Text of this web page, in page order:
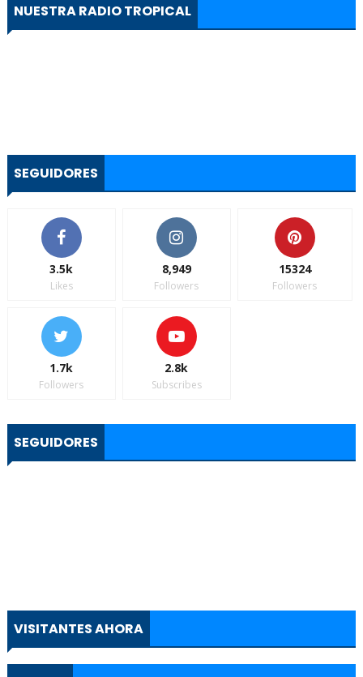
NUESTRA RADIO TROPICAL
SEGUIDORES
3.5k
Likes
8,949
Followers
15324
Followers
1.7k
Followers
2.8k
Subscribes
SEGUIDORES
VISITANTES AHORA